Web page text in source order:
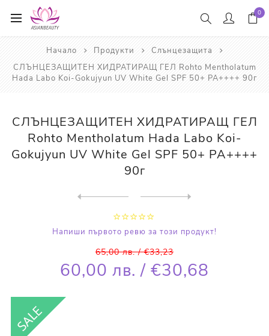
0
Начало Продукти
Слънцезащита
СЛЪНЦЕЗАЩИТЕН ХИДРАТИРАЩ ГЕЛ Rohto Mentholatum
Hada Labo Koi-Gokujyun UV White Gel SPF 50+ PA++++ 90г
СЛЪНЦЕЗАЩИТЕН ХИДРАТИРАЩ ГЕЛ
Rohto Mentholatum Hada Labo Koi-
Gokujyun UV White Gel SPF 50+ PA++++
90г
Напиши първото ревю за този продукт!
65,00 лв. / €33,23
60,00 лв. / €30,68